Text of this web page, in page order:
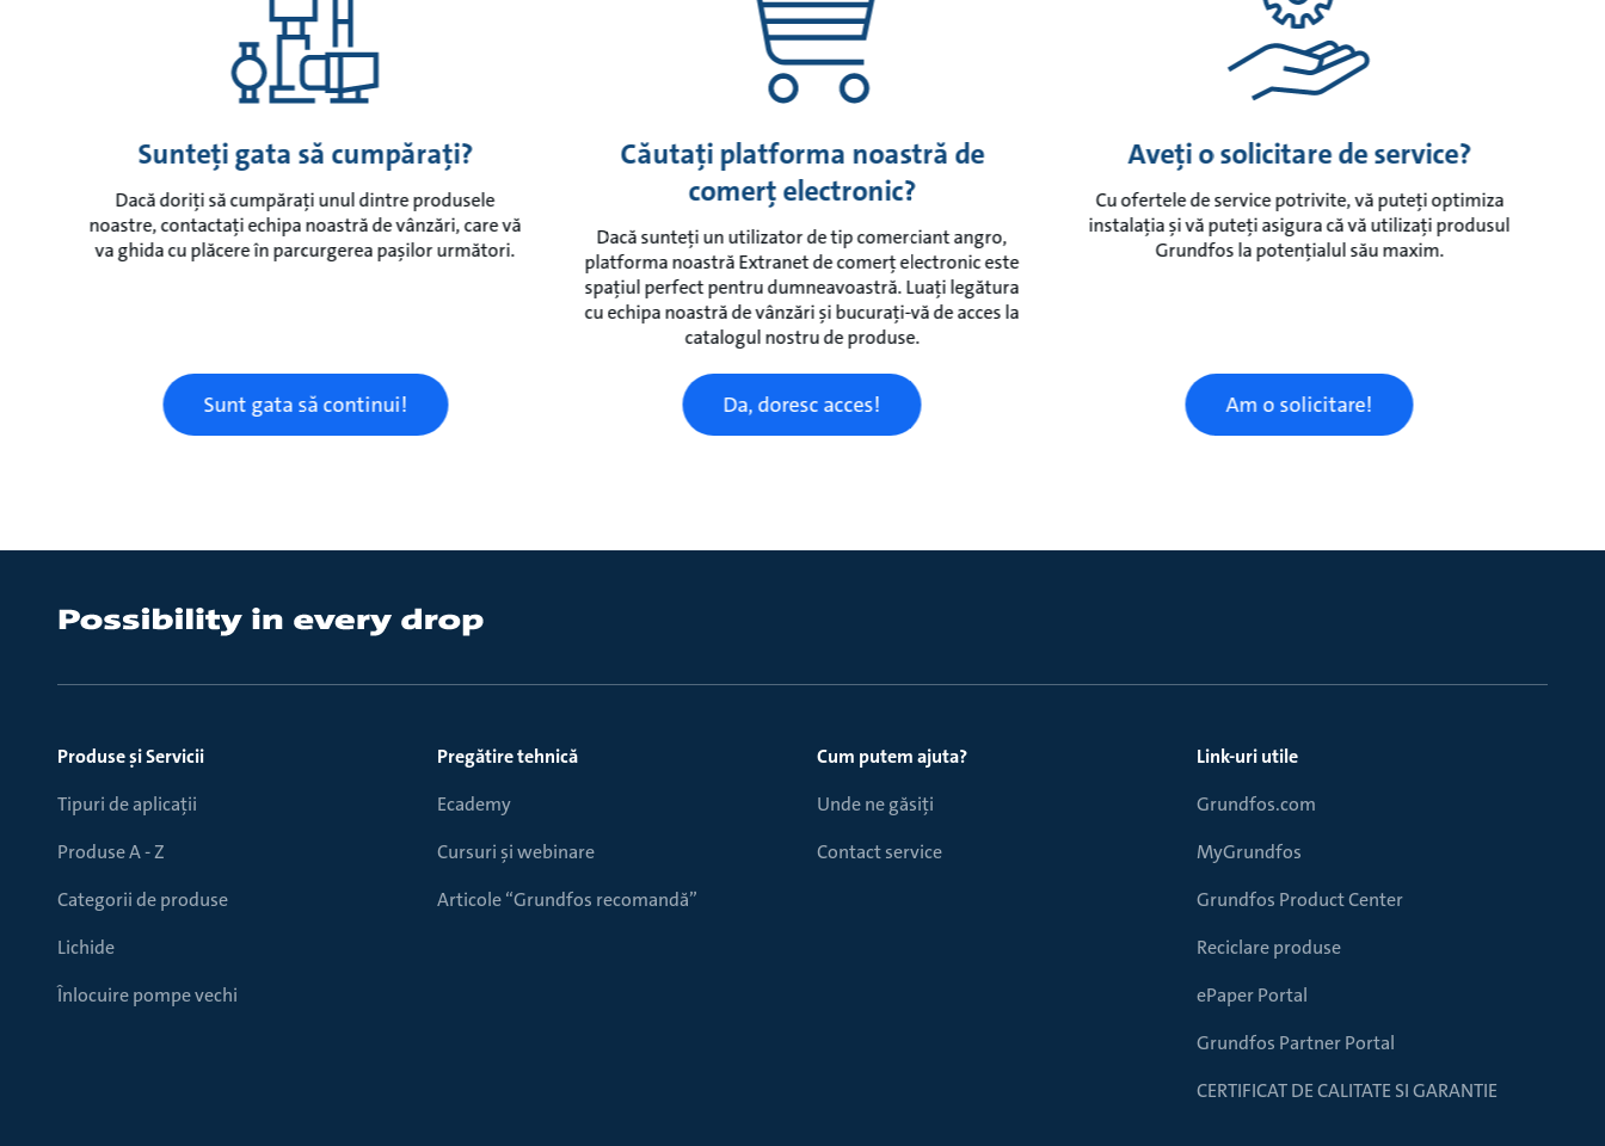
Sunteți gata să cumpărați?
Dacă doriți să cumpărați unul dintre produsele
noastre, contactați echipa noastră de vânzări, care vă
va ghida cu plăcere în parcurgerea pașilor următori.
Sunt gata să continui!
Căutați platforma noastră de
comerț electronic?
Dacă sunteți un utilizator de tip comerciant angro,
platforma noastră Extranet de comerț electronic este
spațiul perfect pentru dumneavoastră. Luați legătura
cu echipa noastră de vânzări și bucurați-vă de acces la
catalogul nostru de produse.
Da, doresc acces!
Aveți o solicitare de service?
Cu ofertele de service potrivite, vă puteți optimiza
instalația și vă puteți asigura că vă utilizați produsul
Grundfos la potențialul său maxim.
Am o solicitare!
Produse ṣi Servicii
Tipuri de aplicații
Produse A - Z
Categorii de produse
Lichide
Înlocuire pompe vechi
Pregătire tehnică
Ecademy
Cursuri și webinare
Articole “Grundfos recomandă”
Cum putem ajuta?
Unde ne găsiți
Contact service
Link-uri utile
Grundfos.com
MyGrundfos
Grundfos Product Center
Reciclare produse
ePaper Portal
Grundfos Partner Portal
CERTIFICAT DE CALITATE SI GARANTIE